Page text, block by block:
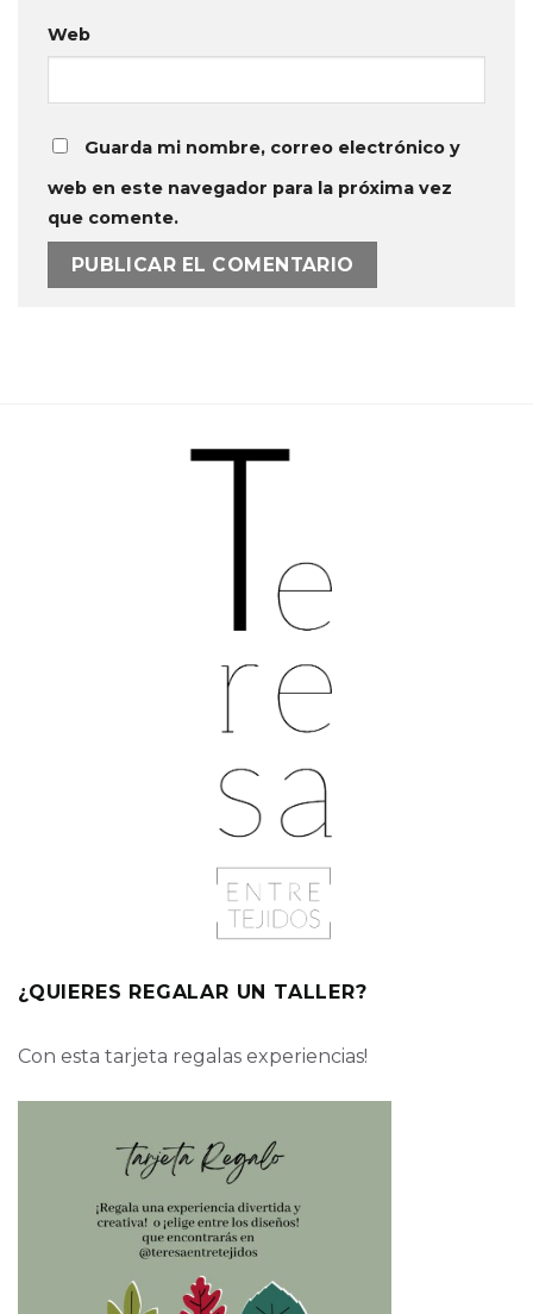
Web
Guarda mi nombre, correo electrónico y
web en este navegador para la próxima vez
que comente.
¿QUIERES REGALAR UN TALLER?
Con esta tarjeta regalas experiencias!